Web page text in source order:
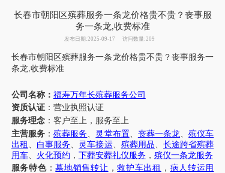
长春市朝阳区殡葬服务一条龙价格贵不贵？丧事服
务一条龙,收费标准
发布日期:2025-09-17 访问数量:209
长春市朝阳区殡葬服务一条龙价格贵不贵？丧事服务一
条龙,收费标准
公司名称： 福寿万年长殡葬服务公司
资质认证：营业执照认证
服务理念：客户至上，服务至上
主营服务 ：殡葬服务、 灵堂布置、 丧葬一条龙、殡仪车
出租 、 白事服务、 灵车接运、 殡葬用品、 长途跨省殡葬
用车、 火化预约 ， 下葬安葬礼仪服务 ， 殡仪一条龙服务
服务特色：墓地销售转让 ，救护车出租 ， 病人转运用